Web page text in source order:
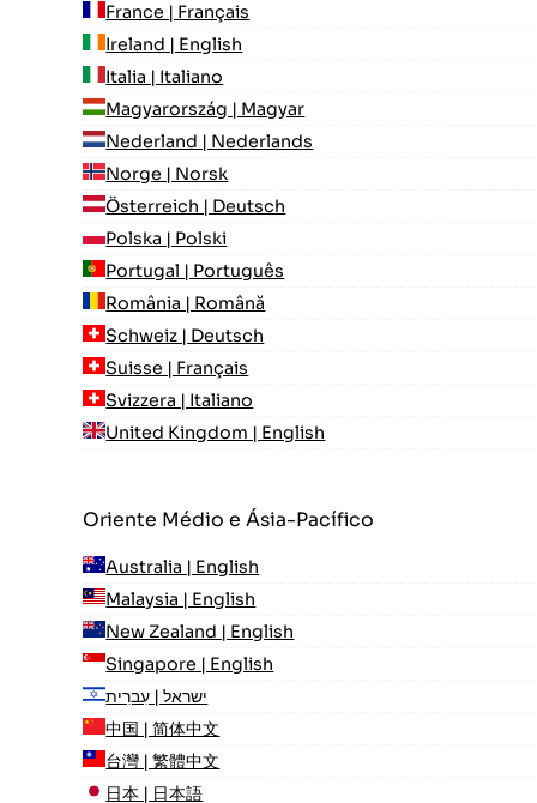
France | Français
Ireland | English
Italia | Italiano
Magyarország | Magyar
Nederland | Nederlands
Norge | Norsk
Österreich | Deutsch
Polska | Polski
Portugal | Português
România | Română
Schweiz | Deutsch
Suisse | Français
Svizzera | Italiano
United Kingdom | English
Oriente Médio e Ásia-Pacífico
Australia | English
Malaysia | English
New Zealand | English
Singapore | English
ישראל | עִברִית
中国 | 简体中文
台灣 | 繁體中文
日本 | 日本語